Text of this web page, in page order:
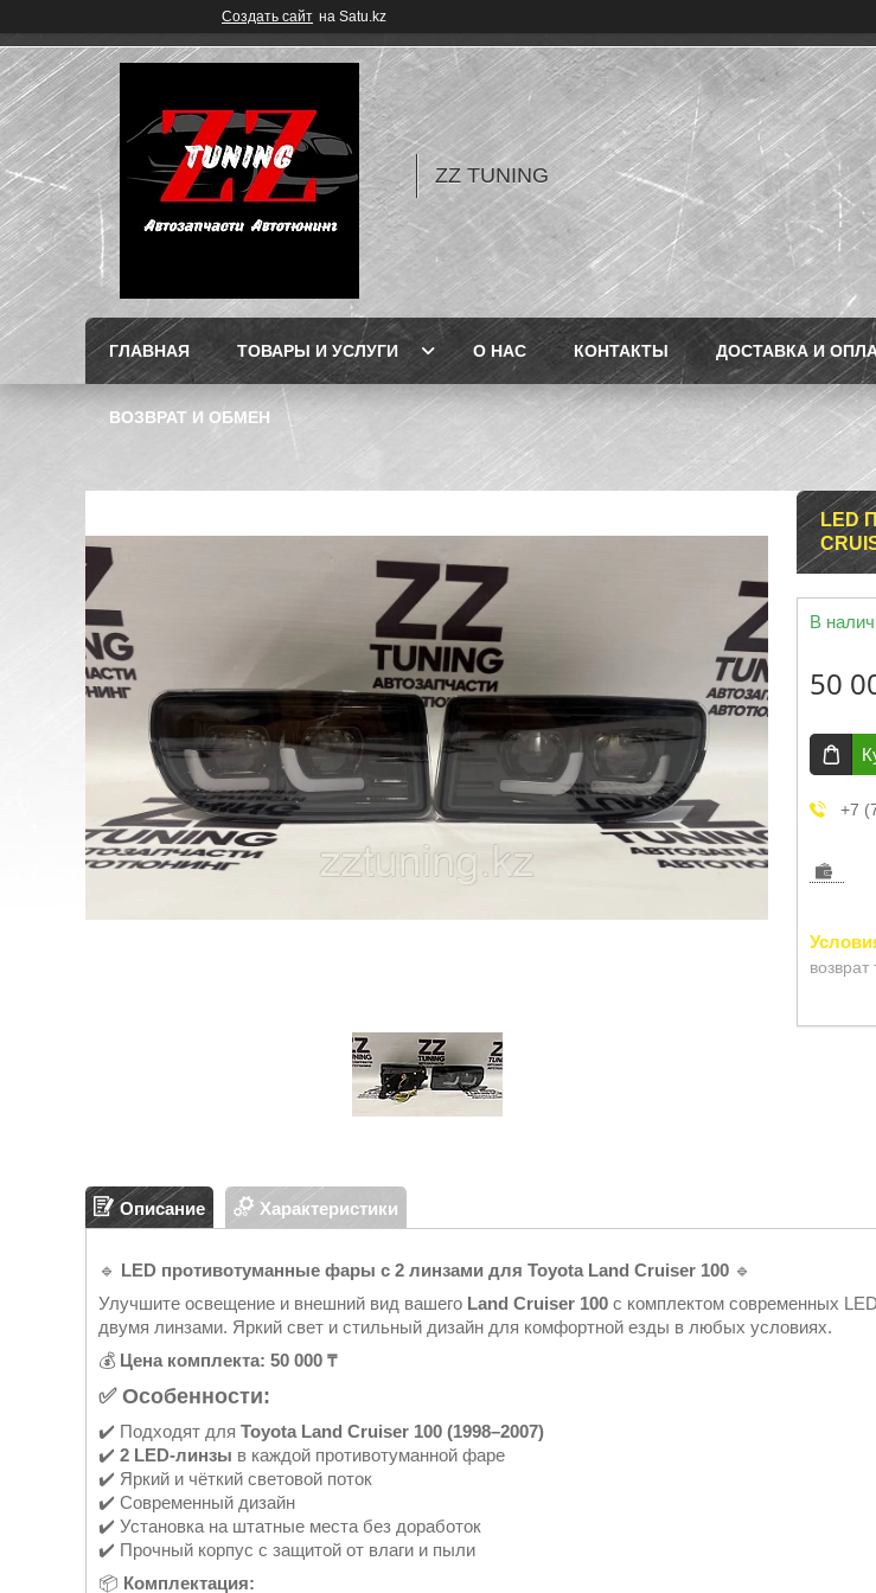
Создать сайт на Satu.kz
ZZ TUNING
ГЛАВНАЯ ТОВАРЫ И УСЛУГИ О НАС КОНТАКТЫ ДОСТАВКА И
ВОЗВРАТ И ОБМЕН
LED
В
50
+7
Описание Характеристики
🔹 LED противотуманные фары с 2 линзами для Toyota Land Cruiser 100 🔹
Улучшите освещение и внешний вид вашего Land Cruiser 100 с комплектом современных
двумя линзами. Яркий свет и стильный дизайн для комфортной езды в любых условиях.
💰 Цена комплекта: 50 000 ₸
✅ Особенности:
✔️ Подходят для Toyota Land Cruiser 100 (1998–2007)
✔️ 2 LED-линзы в каждой противотуманной фаре
✔️ Яркий и чёткий световой поток
✔️ Современный дизайн
✔️ Установка на штатные места без доработок
✔️ Прочный корпус с защитой от влаги и пыли
📦 Комплектация: